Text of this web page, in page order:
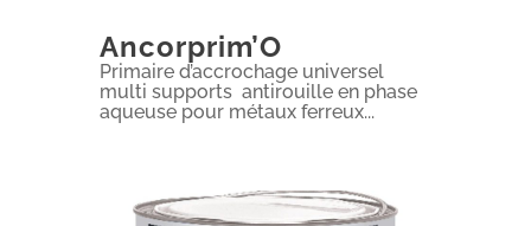
Ancorprim’O
Primaire d’accrochage universel
multi supports antirouille en phase
aqueuse pour métaux ferreux...